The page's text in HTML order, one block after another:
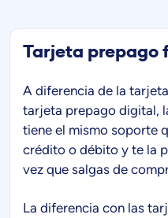
Tarjeta prepago
A diferencia de la
tarjeta prepago digital,
tiene el mismo soporte
crédito o débito y te la
vez que salgas de
La diferencia con las